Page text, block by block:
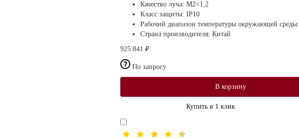
Качество луча: M2<1,2
Класс защиты: IP10
Рабочий диапазон температуры окружающей среды:
Страна производителя: Китай
925 841 ₽
По запросу
В корзину
Купить в 1 клик